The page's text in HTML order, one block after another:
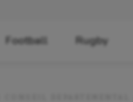
Football Rugby